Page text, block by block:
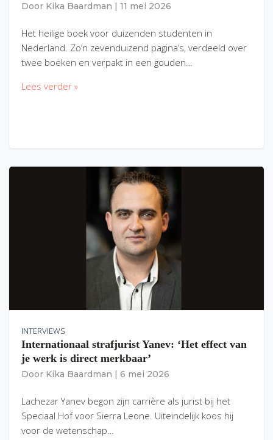
Door Kika Baardman 11 mei 2026
Het heilige boek voor duizenden studenten in
Nederland. Zo’n zevenduizend pagina’s, verdeeld over
twee boeken en verpakt in een gouden…
Lees verder »
INTERVIEWS
Internationaal strafjurist Yanev: ‘Het effect van
je werk is direct merkbaar’
Door Kika Baardman 6 mei 2026
Lachezar Yanev begon zijn carrière als jurist bij het
Speciaal Hof voor Sierra Leone. Uiteindelijk koos hij
voor de wetenschap…